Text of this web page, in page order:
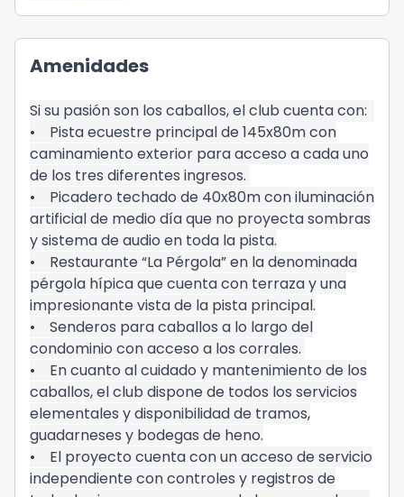
Amenidades
Si su pasión son los caballos, el club cuenta con:
• Pista ecuestre principal de 145x80m con
caminamiento exterior para acceso a cada uno
de los tres diferentes ingresos.
• Picadero techado de 40x80m con iluminación
artificial de medio día que no proyecta sombras
y sistema de audio en toda la pista.
• Restaurante “La Pérgola” en la denominada
pérgola hípica que cuenta con terraza y una
impresionante vista de la pista principal.
• Senderos para caballos a lo largo del
condominio con acceso a los corrales.
• En cuanto al cuidado y mantenimiento de los
caballos, el club dispone de todos los servicios
elementales y disponibilidad de tramos,
guadarneses y bodegas de heno.
• El proyecto cuenta con un acceso de servicio
independiente con controles y registros de